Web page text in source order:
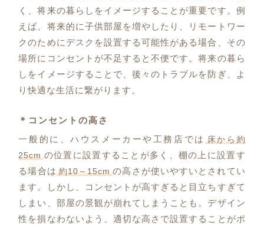
く、将来の暮らしをイメージすることが重要です。例
えば、将来的に子供部屋を増やしたり、リモートワー
クのためにデスクを設置する可能性がある場合、その
場所にコンセントが不足すると不便です。将来の暮ら
しをイメージすることで、後々のトラブルを防ぎ、よ
り快適な生活に繋がります。
＊コンセントの高さ
一般的に、ハウスメーカーや工務店では
床から約
25cm の位置に設置することが多く、棚の上に設置す
る場合は 約10～15cm の高さが使いやすいとされてい
ます。しかし、コンセントが高すぎると目立ちすぎて
しまい、部屋の景観が崩れてしまうことも。デザイン
性を損なわないよう、適切な高さで設置することがポ